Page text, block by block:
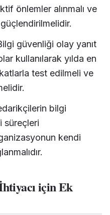
önlemler alınmalı ve
güvenliği olay yanıt
kullanılarak yılda en
test edilmeli ve
bilgi
süreçleri
kendi
için Ek